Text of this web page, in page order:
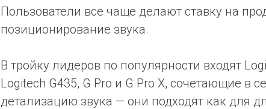
Пользователи все чаще делают ставку на
позиционирование звука.
В тройку лидеров по популярности входят
Logitech G435, G Pro и G Pro X, сочетающие в
детализацию звука — они подходят как для